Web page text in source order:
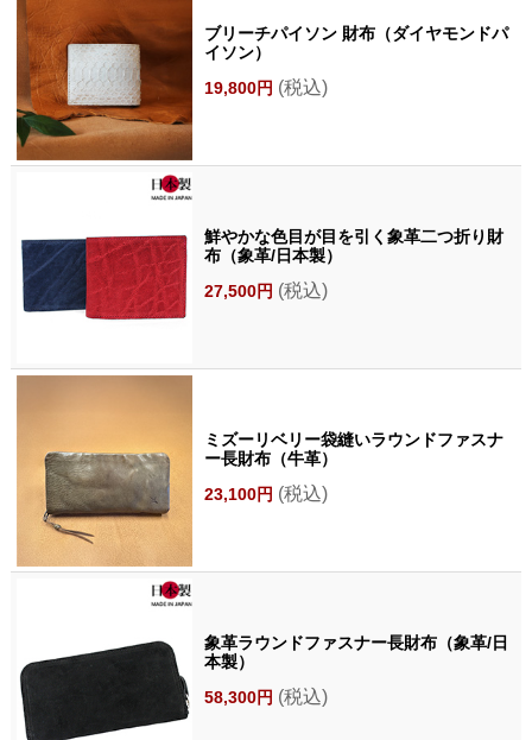
ブリーチパイソン 財布（ダイヤモンドパ
イソン）
19,800円 (税込)
鮮やかな色目が目を引く象革二つ折り財
布（象革/日本製）
27,500円 (税込)
ミズーリベリー袋縫いラウンドファスナ
ー長財布（牛革）
23,100円 (税込)
象革ラウンドファスナー長財布（象革/日
本製）
58,300円 (税込)